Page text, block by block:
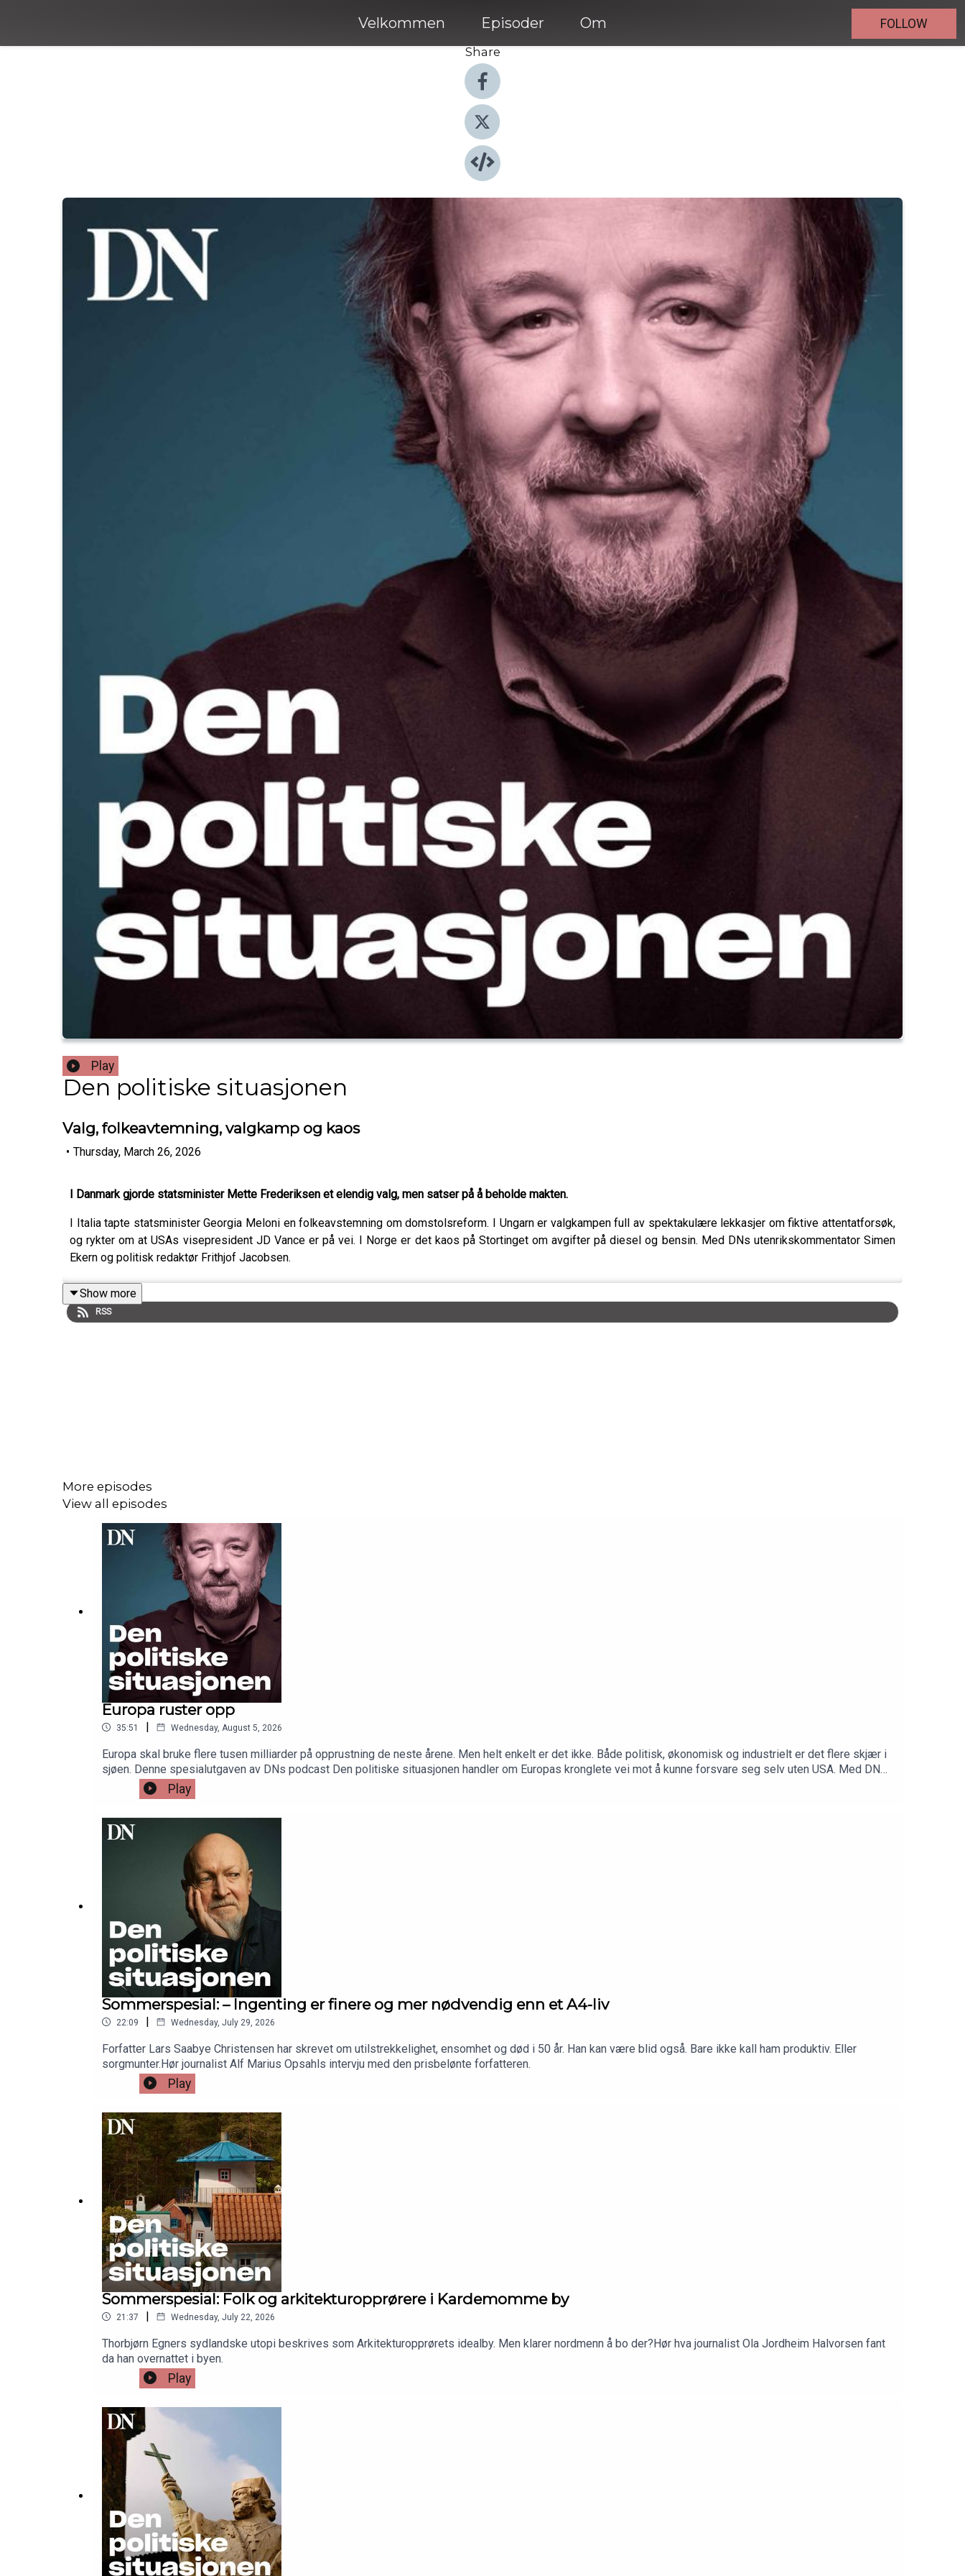
Velkommen Episoder Om
FOLLOW
Share
Play
Den politiske situasjonen
Valg, folkeavtemning, valgkamp og kaos
• Thursday, March 26, 2026
I Danmark gjorde statsminister Mette Frederiksen et elendig valg, men satser på å beholde makten.
I Italia tapte statsminister Georgia Meloni en folkeavstemning om domstolsreform. I Ungarn er valgkampen full av spektakulære lekkasjer om fiktive attentatforsøk,
og rykter om at USAs visepresident JD Vance er på vei. I Norge er det kaos på Stortinget om avgifter på diesel og bensin. Med DNs utenrikskommentator Simen
Ekern og politisk redaktør Frithjof Jacobsen.
Show more
RSS
More episodes
View all episodes
Europa ruster opp
35:51 | Wednesday, August 5, 2026
Europa skal bruke flere tusen milliarder på opprustning de neste årene. Men helt enkelt er det ikke. Både politisk, økonomisk og industrielt er det flere skjær i
sjøen. Denne spesialutgaven av DNs podcast Den politiske situasjonen handler om Europas kronglete vei mot å kunne forsvare seg selv uten USA. Med DNs
kommentatorer Simen Ekern og Sverre Strandhagen. Programleder er politisk redaktør Frithjof Jacobsen.
Play
Sommerspesial: – Ingenting er finere og mer nødvendig enn et A4-liv
22:09 | Wednesday, July 29, 2026
Forfatter Lars Saabye Christensen har skrevet om utilstrekkelighet, ensomhet og død i 50 år. Han kan være blid også. Bare ikke kall ham produktiv. Eller
sorgmunter.Hør journalist Alf Marius Opsahls intervju med den prisbelønte forfatteren.
Play
Sommerspesial: Folk og arkitektur­opprørere i Kardemomme by
21:37 | Wednesday, July 22, 2026
Thorbjørn Egners sydlandske utopi beskrives som Arkitekturopprørets idealby. Men klarer nordmenn å bo der?Hør hva journalist Ola Jordheim Halvorsen fant
da han overnattet i byen.
Play